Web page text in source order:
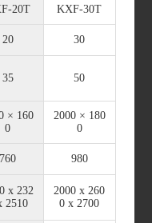
20T KXF-30T
20 30
35 50
× 160
0
2000 × 180
0
760 980
x 232
2510
2000 x 260
0 x 2700